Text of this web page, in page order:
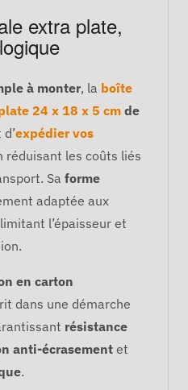
extra plate,
à monter, la boîte
24 x 18 x 5 cm de
expédier vos
réduisant les coûts liés
Sa forme
adaptée aux
l’épaisseur et
en carton
dans une démarche
résistance
anti-écrasementet
.